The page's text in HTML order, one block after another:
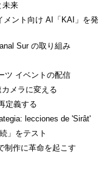
未来
ント向け AI「KAI」を発
Sur の取り組み
ツ イベントの配信
メラに変える
定義する
lecciones de 'Sirât'
」をテスト
制作に革命を起こす